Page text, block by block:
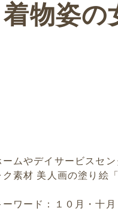
物姿
ームやデイサービスセ
ク素材 美人画の塗り絵
ーワード：１０月・十